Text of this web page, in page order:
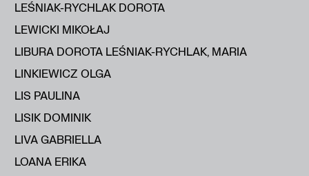
LEŚNIAK-RYCHLAK DOROTA
LEWICKI MIKOŁAJ
LIBURA DOROTA LEŚNIAK-RYCHLAK, MARIA
LINKIEWICZ OLGA
LIS PAULINA
LISIK DOMINIK
LIVA GABRIELLA
LOANA ERIKA